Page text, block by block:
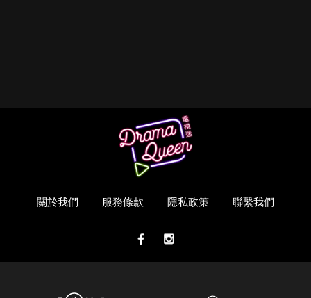
關於我們 服務條款 隱私政策 聯繫我們